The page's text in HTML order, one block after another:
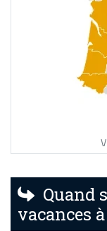
Quand
vacances